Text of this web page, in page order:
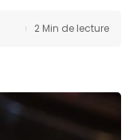
2 Min de lecture